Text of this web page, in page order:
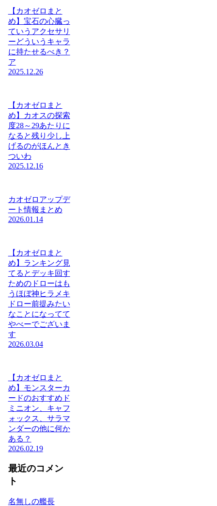
【カオゼロまと
め】宝石の心臓っ
ていうアクセサリ
ーどういうキャラ
に持たせるべき？
ア
2025.12.26
【カオゼロまと
め】カオスの探索
度28～29あたりに
なると残り少し上
げるのがほんとき
ついわ
2025.12.16
カオゼロアップデ
ート情報まとめ
2026.01.14
【カオゼロまと
め】ランキング見
てるとデッキ回す
ためのドローはも
うほぼ神ヒラメキ
ドロー前提みたい
なことになってて
やべーでございま
す
2026.03.04
【カオゼロまと
め】モンスターカ
ードのおすすめド
ミニオン、キャフ
ォックス、サラマ
ンダーの他に何か
ある？
2026.02.19
最近のコメン
ト
名無しの艦長